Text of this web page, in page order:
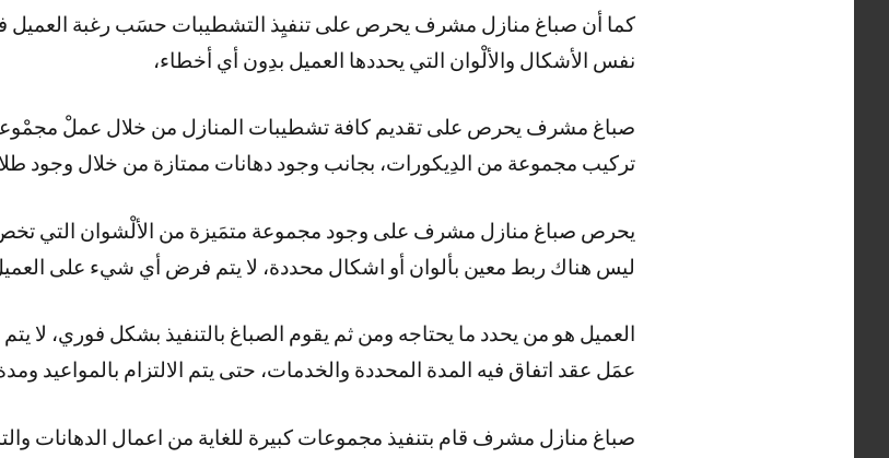
كما أن صباغ منازل مشرف يحرص على تنفيِذ التشطيبات حسَب رغبة العميل في
نفس الأشكال والألْوان التي يحددها العميل بدِون أي أخطاء،
صباغ مشرف يحرص على تقديم كافة تشطيبات المنازل من خلال عملْ مجمْوعة
تركيب مجموعة من الدِيكورات، بجانب وجود دهانات ممتازة من خلال وجود
يحرص صباغ منازل مشرف على وجود مجموعة متمَيزة من الألْشوان التي تخص
ليس هناك ربط معين بألوان أو اشكال محددة، لا يتم فرض أي شيء على
العميل هو من يحدد ما يحتاجه ومن ثم يقوم الصباغ بالتنفيذ بشكل فوري، لا
عمَل عقد اتفاق فيه المدة المحددة والخدمات، حتى يتم الالتزام بالمواعيد ومدة
صباغ منازل مشرف قام بتنفيذ مجموعات كبيرة للغاية من اعمال الدهانات